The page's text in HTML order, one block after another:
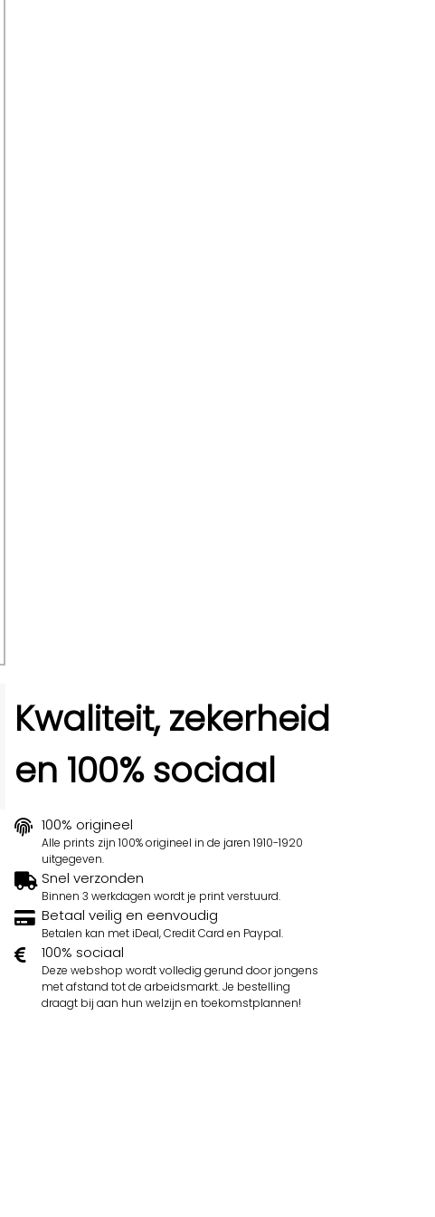
Kwaliteit, zekerheid
en 100% sociaal
100% origineel
Alle prints zijn 100% origineel in de jaren 1910-1920
uitgegeven.
Snel verzonden
Binnen 3 werkdagen wordt je print verstuurd.
Betaal veilig en eenvoudig
Betalen kan met iDeal, Credit Card en Paypal.
100% sociaal
Deze webshop wordt volledig gerund door jongens
met afstand tot de arbeidsmarkt. Je bestelling
draagt bij aan hun welzijn en toekomstplannen!